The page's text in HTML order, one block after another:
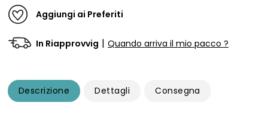
Aggiungi ai Preferiti
In Riapprovvig | Quando arriva il mio pacco ?
Descrizione Dettagli Consegna